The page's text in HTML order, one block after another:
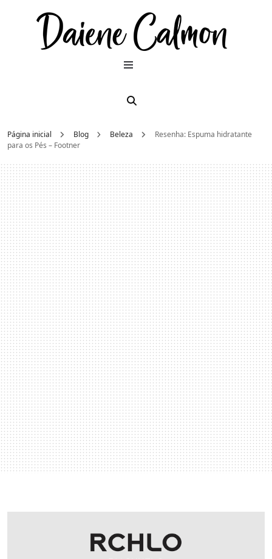
Página inicial Blog Beleza
Resenha: Espuma hidratante
para os Pés – Footner